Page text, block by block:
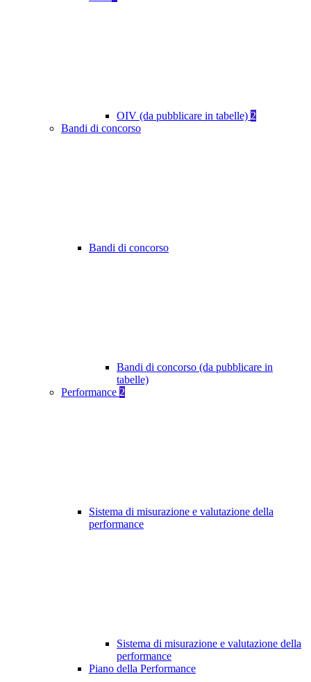
OIV (da pubblicare in tabelle) 2
Bandi di concorso
Bandi di concorso
Bandi di concorso (da pubblicare in
tabelle)
Performance 2
Sistema di misurazione e valutazione della
performance
Sistema di misurazione e valutazione della
performance
Piano della Performance